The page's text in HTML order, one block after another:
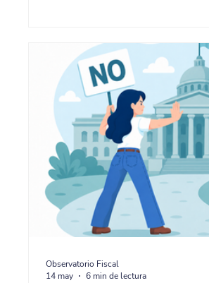
Observatorio Fiscal
14 may
6 min de lectura